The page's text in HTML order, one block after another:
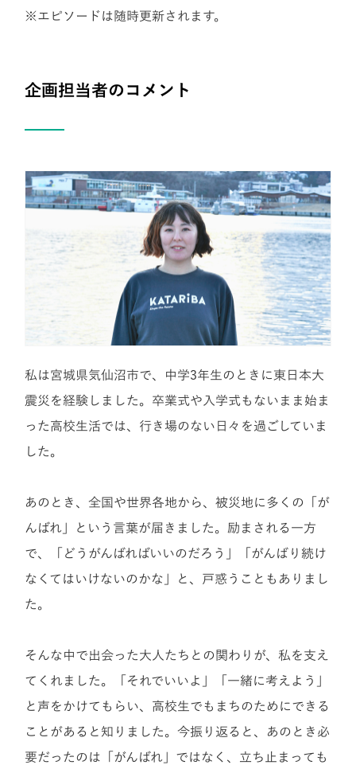
※エピソードは随時更新されます。
企画担当者のコメント
私は宮城県気仙沼市で、中学3年生のときに東日本大
震災を経験しました。卒業式や入学式もないまま始ま
った高校生活では、行き場のない日々を過ごしていま
した。
あのとき、全国や世界各地から、被災地に多くの「が
んばれ」という言葉が届きました。 励まされる一方
で、「どうがんばればいいのだろう」「がんばり続け
なくてはいけないのかな」と、戸惑うこともありまし
た。
そんな中で出会った大人たちとの関わりが、私を支え
てくれました。
「それでいいよ」「一緒に考えよう」
と声をかけてもらい、高校生でもまちのためにできる
ことがあると知りました。今振り返ると、あのとき必
要だったのは「がんばれ」ではなく、立ち止まっても